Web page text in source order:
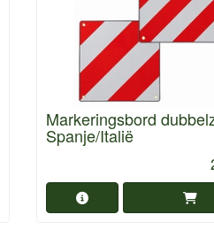
Markeringsbord
Spanje/Italië